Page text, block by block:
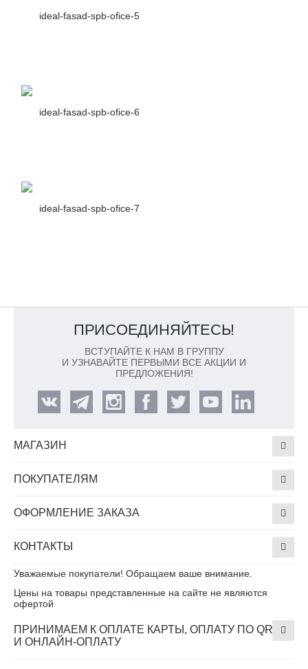
ideal-fasad-spb-ofice-5
ideal-fasad-spb-ofice-6
ideal-fasad-spb-ofice-7
ПРИСОЕДИНЯЙТЕСЬ!
ВСТУПАЙТЕ К НАМ В ГРУППУ
И УЗНАВАЙТЕ ПЕРВЫМИ ВСЕ АКЦИИ И
ПРЕДЛОЖЕНИЯ!
МАГАЗИН
ПОКУПАТЕЛЯМ
ОФОРМЛЕНИЕ ЗАКАЗА
КОНТАКТЫ
Уважаемые покупатели! Обращаем ваше внимание.
Цены на товары представленные на сайте не являются
офертой
ПРИНИМАЕМ К ОПЛАТЕ КАРТЫ, ОПЛАТУ ПО QR
И ОНЛАЙН-ОПЛАТУ